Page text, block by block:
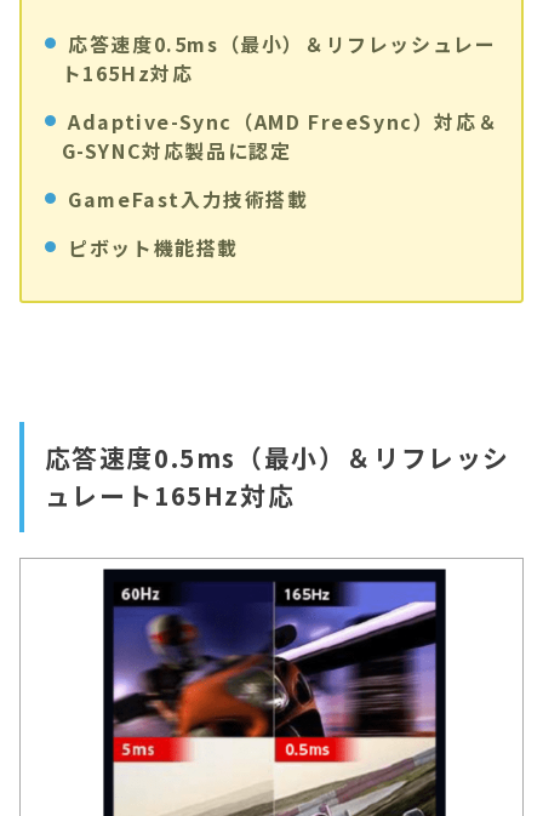
応答速度0.5ms（最小）＆リフレッシュレー
ト165Hz対応
Adaptive-Sync（AMD FreeSync）対応＆
G-SYNC対応製品に認定
GameFast入力技術搭載
ピボット機能搭載
応答速度0.5ms（最小）＆リフレッシ
ュレート165Hz対応